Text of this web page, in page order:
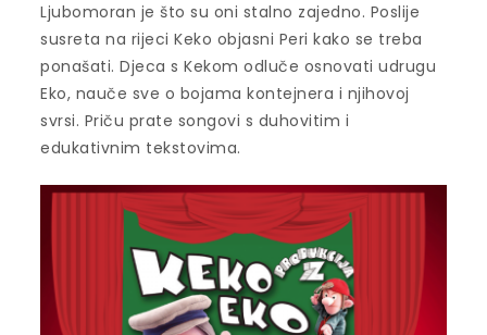
Ljubomoran je što su oni stalno zajedno. Poslije
susreta na rijeci Keko objasni Peri kako se treba
ponašati. Djeca s Kekom odluče osnovati udrugu
Eko, nauče sve o bojama kontejnera i njihovoj
svrsi. Priču prate songovi s duhovitim i
edukativnim tekstovima.